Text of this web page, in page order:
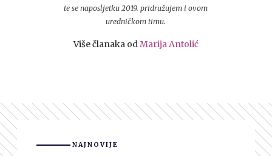
te se naposljetku 2019. pridružujem i ovom
uredničkom timu.
Više članaka odMarija Antolić
NAJNOVIJE